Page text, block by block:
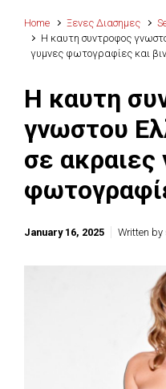
Home Ξενες Διασημες
Η καυτη συντροφος
γυμνες φωτογραφίες και
Η καυτη
γνωστου
σε ακραιες
January 16, 2025 Written by